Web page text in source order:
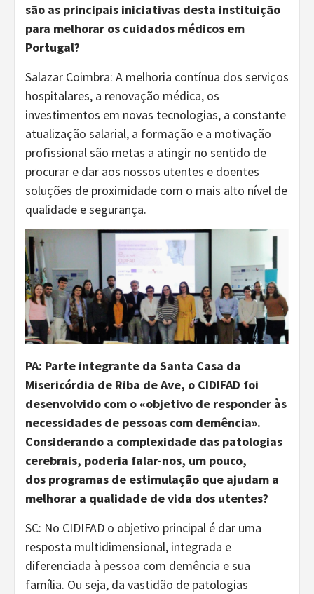
são as principais iniciativas desta instituição
para melhorar os cuidados médicos em
Portugal?
Salazar Coimbra: A melhoria contínua dos serviços
hospitalares, a renovação médica, os
investimentos em novas tecnologias, a constante
atualização salarial, a formação e a motivação
profissional são metas a atingir no sentido de
procurar e dar aos nossos utentes e doentes
soluções de proximidade com o mais alto nível de
qualidade e segurança.
PA: Parte integrante da Santa Casa da
Misericórdia de Riba deAve, o CIDIFAD foi
desenvolvido com o «objetivo de responder às
necessidades de pessoas com demência».
Considerando a complexidade das patologias
cerebrais, poderia falar-nos, um pouco,
dos programas de estimulação que ajudam a
melhorar a qualidade de vida dos utentes?
SC: No CIDIFAD o objetivo principal é dar uma
resposta multidimensional, integrada e
diferenciada à pessoa com demência e sua
família. Ou seja, da vastidão de patologias